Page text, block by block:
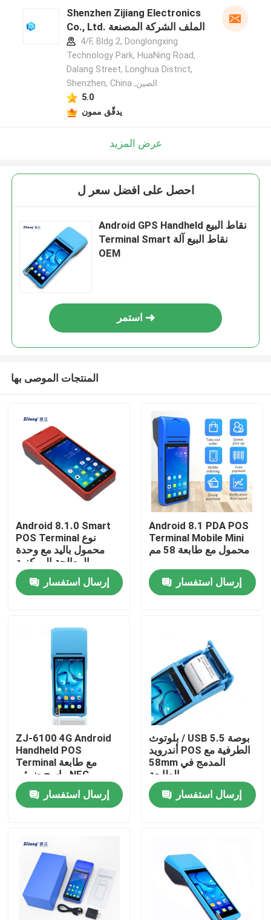
منزل
المنتجات
طابعات نقاط البيع الحرارية
طابعة إيصالات 58 مم
طابعة استلام 80 مم
80mm طابعة حرارية صغيرة محمولة
طابعة بلوتوث حرارية 58 مم
Shenzhen Zijiang Electronics
Co., Ltd. الملف الشركة المصنعة
4/F, Bldg 2, Donglongxing
Technology Park, HuaNing Road,
Dalang Street, Longhua District,
Shenzhen, China ,الصين
5.0
يدقّق ممون
عرض المزيد
احصل على افضل سعر ل
Android GPS Handheld نقاط البيع
Terminal Smart نقاط البيع آلة
OEM
استمر
المنتجات الموصى بها
Android 8.1.0 Smart
POS Terminal نوع
محمول باليد مع وحدة
المعالجة المركزية
MT6580
إرسال استفسار
Android 8.1 PDA POS
Terminal Mobile Mini
محمول مع طابعة 58 مم
إرسال استفسار
ZJ-6100 4G Android
Handheld POS
Terminal مع طابعة
ماسح ضوئي NFC
اختياري
إرسال استفسار
بلوتوث / USB 5.5 بوصة
أندرويد POS الطرفية مع
58mm المدمج في
الطابعة
إرسال استفسار